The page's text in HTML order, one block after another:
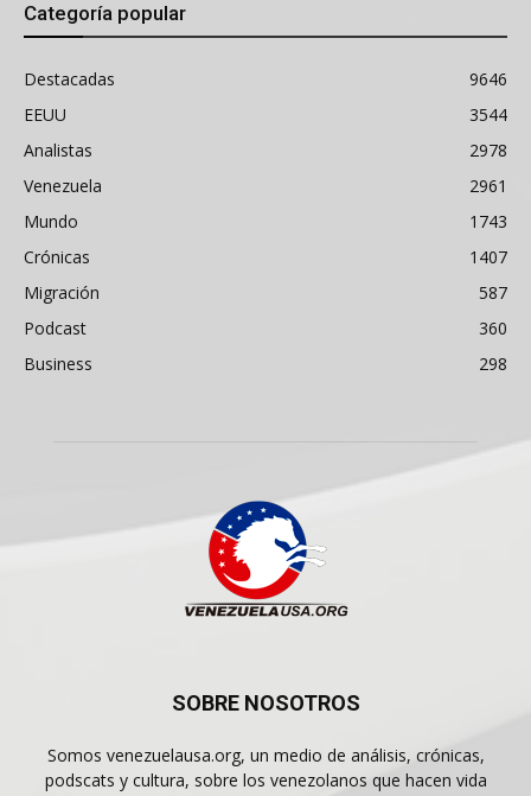
Categoría popular
Destacadas
9646
EEUU
3544
Analistas
2978
Venezuela
2961
Mundo
1743
Crónicas
1407
Migración
587
Podcast
360
Business
298
SOBRE NOSOTROS
Somos venezuelausa.org, un medio de análisis, crónicas,
podscats y cultura, sobre los venezolanos que hacen vida